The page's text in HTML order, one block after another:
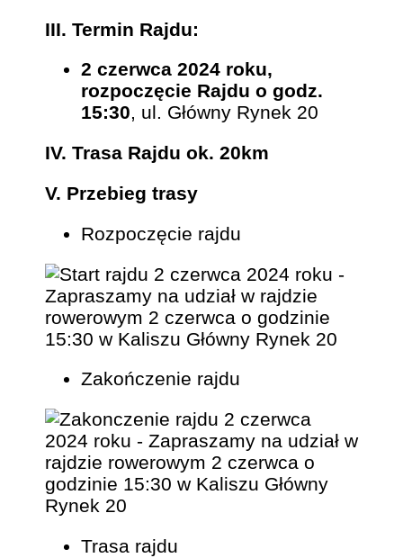
III. Termin Rajdu:
2 czerwca 2024 roku,
rozpoczęcie Rajdu o godz.
15:30, ul. Główny Rynek 20
IV. Trasa Rajdu ok. 20km
V. Przebieg trasy
Rozpoczęcie rajdu
Zakończenie rajdu
Trasa rajdu